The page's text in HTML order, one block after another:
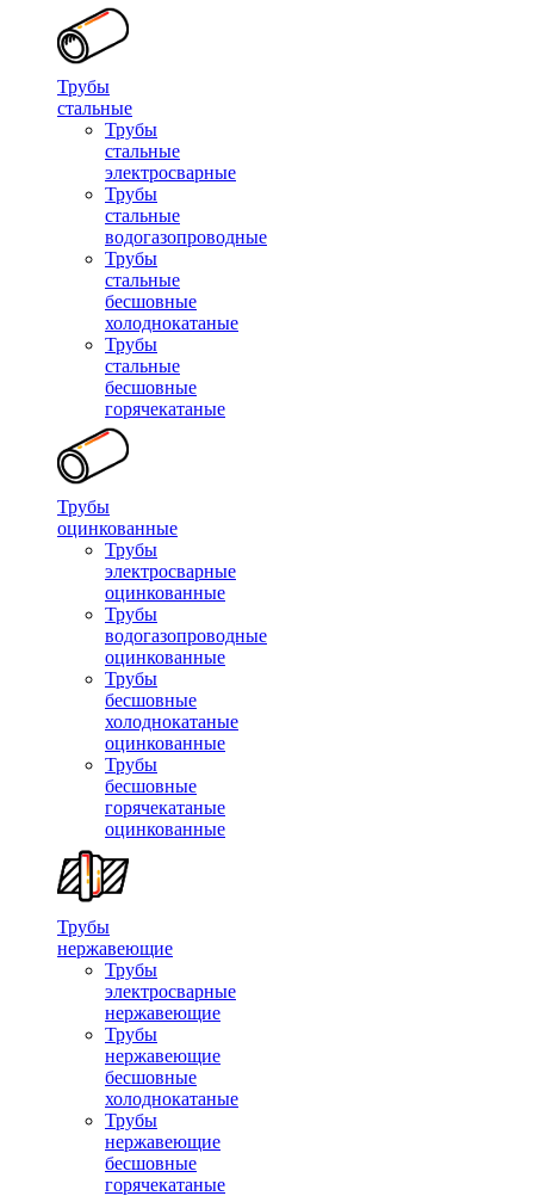
Трубы
стальные
Трубы
стальные
электросварные
Трубы
стальные
водогазопроводные
Трубы
стальные
бесшовные
холоднокатаные
Трубы
стальные
бесшовные
горячекатаные
Трубы
оцинкованные
Трубы
электросварные
оцинкованные
Трубы
водогазопроводные
оцинкованные
Трубы
бесшовные
холоднокатаные
оцинкованные
Трубы
бесшовные
горячекатаные
оцинкованные
Трубы
нержавеющие
Трубы
электросварные
нержавеющие
Трубы
нержавеющие
бесшовные
холоднокатаные
Трубы
нержавеющие
бесшовные
горячекатаные